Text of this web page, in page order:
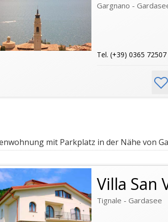
Gargnano -
Tel. (+39) 0365 72507
mit Parkplatz in der Nähe von
Villa San
Tignale - Gardasee